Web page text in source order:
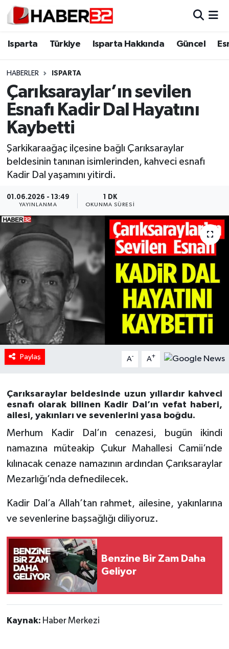
Isparta Türkiye Isparta Hakkında Güncel
HABERLER ISPARTA
Çarıksaraylar’ın sevilen
Esnafı Kadir Dal Hayatını
Kaybetti
Şarkikaraağaç ilçesine bağlı Çarıksaraylar
beldesinin tanınan isimlerinden, kahveci esnafı
Kadir Dal yaşamını yitirdi.
01.06.2026 - 13:49
YAYINLANMA
1 DK
OKUNMA SÜRESI
Paylaş A- A+
Çarıksaraylar beldesinde uzun yıllardır kahveci
esnafı olarak bilinen Kadir Dal’ın vefat haberi,
ailesi, yakınları ve sevenlerini yasa boğdu.
Merhum Kadir Dal’ın cenazesi, bugün ikindi
namazına müteakip Çukur Mahallesi Camii’nde
kılınacak cenaze namazının ardından Çarıksaraylar
Mezarlığı’nda defnedilecek.
Kadir Dal’a Allah’tan rahmet, ailesine, yakınlarına
ve sevenlerine başsağlığı diliyoruz.
Benzine Bir Zam Daha
Geliyor
Kaynak: Haber Merkezi
Isparta
Esnaf Diyor ki;
ASAYİŞ
BİLİM VE TEKNOLOJİ
EĞİTİM
GENEL
Güncel
HABERDE İNSAN
İlginç
KÜLTÜR SANAT
MAGAZİN
Oyun
RESMİ İLANLAR
SAĞLIK
Tarihi Yapılarımız
Türkiye
Yerel
İletişim
Isparta Nöbetçi Eczaneler
Isparta Trafik Yoğunluk Haritası
Süper Lig Puan Durumu ve Fikstür
Tüm Manşetler
Son Dakika Haberleri
Haber Arşivi